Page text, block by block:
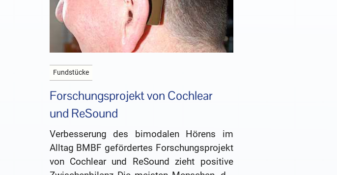
Fundstücke
Forschungsprojekt von Cochlear
und ReSound
Verbesserung des bimodalen Hörens im
Alltag BMBF gefördertes Forschungsprojekt
von Cochlear und ReSound zieht positive